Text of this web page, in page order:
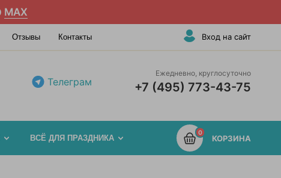
MAX
Отзывы Контакты Вход на сайт
Телеграм
Ежедневно, круглосуточно
+7 (495) 773-43-75
0
КОРЗИНА
ВСЁ ДЛЯ ПРАЗДНИКА